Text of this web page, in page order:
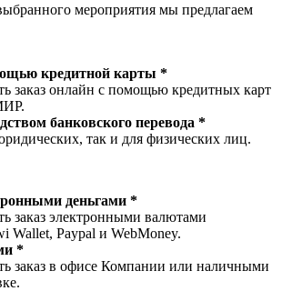
мероприятия мы предлагаем
кредитной карты *
заказ онлайн с помощью кредитных карт
банковского перевода *
так и для физических лиц.
деньгами *
заказ электронными валютами
Wallet, Paypal и WebMoney.
*
заказ в офисе Компании или наличными